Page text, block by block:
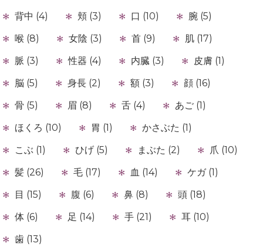
背中 (4)
頬 (3) 口 (10)
腕 (5)
喉 (8)
女陰 (3) 首 (9)
肌 (17)
脈 (3)
性器 (4) 内臓 (3)
皮膚 (1)
脳 (5)
身長 (2) 額 (3)
顔 (16)
骨 (5)
眉 (8) 舌 (4)
あご (1)
ほくろ (10)
胃 (1)
かさぶた (1)
こぶ (1)
ひげ (5) まぶた (2)
爪 (10)
髪 (26)
毛 (17) 血 (14)
ケガ (1)
目 (15)
腹 (6) 鼻 (8)
頭 (18)
体 (6)
足 (14) 手 (21)
耳 (10)
歯 (13)